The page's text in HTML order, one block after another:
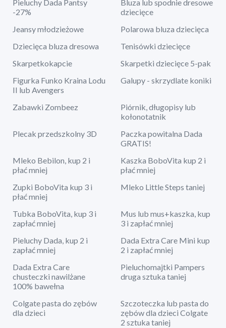
Pieluchy Dada Pantsy
-27%
Bluza lub spodnie dresowe
dziecięce
Jeansy młodzieżowe
Polarowa bluza dziecięca
Dziecięca bluza dresowa
Tenisówki dziecięce
Skarpetkokapcie
Skarpetki dziecięce 5-pak
Figurka Funko Kraina Lodu
II lub Avengers
Galupy - skrzydlate koniki
Zabawki Zombeez
Piórnik, długopisy lub
kołonotatnik
Plecak przedszkolny 3D
Paczka powitalna Dada
GRATIS!
Mleko Bebilon, kup 2 i
płać mniej
Kaszka BoboVita kup 2 i
płać mniej
Zupki BoboVita kup 3 i
płać mniej
Mleko Little Steps taniej
Tubka BoboVita, kup 3 i
zapłać mniej
Mus lub mus+kaszka, kup
3 i zapłać mniej
Pieluchy Dada, kup 2 i
zapłać mniej
Dada Extra Care Mini kup
2 i zapłać mniej
Dada Extra Care
chusteczki nawilżane
100% bawełna
Pieluchomajtki Pampers
druga sztuka taniej
Colgate pasta do zębów
dla dzieci
Szczoteczka lub pasta do
zębów dla dzieci Colgate
2 sztuka taniej